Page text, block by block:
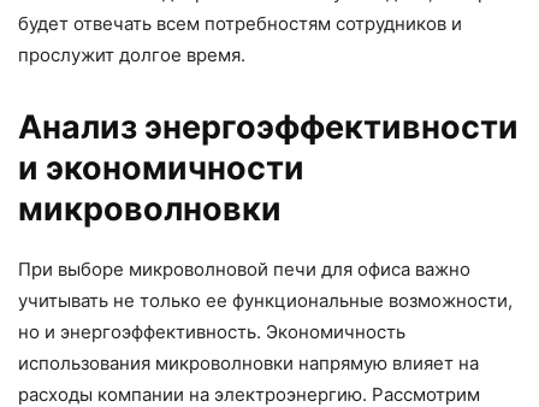
будет отвечать всем потребностям сотрудников и
прослужит долгое время.
Анализ энергоэффективности
и экономичности
микроволновки
При выборе микроволновой печи для офиса важно
учитывать не только ее функциональные возможности,
но и энергоэффективность. Экономичность
использования микроволновки напрямую влияет на
расходы компании на электроэнергию. Рассмотрим